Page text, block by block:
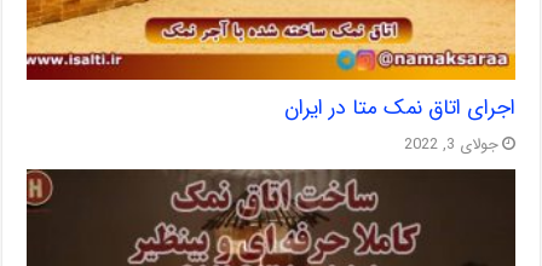
اجرای اتاق نمک متا در ایران
جولای 3, 2022